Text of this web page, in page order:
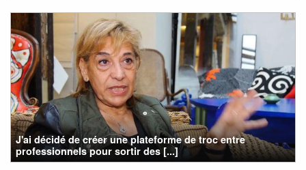
J'ai décidé de créer une plateforme de troc entre
professionnels pour sortir des [...]